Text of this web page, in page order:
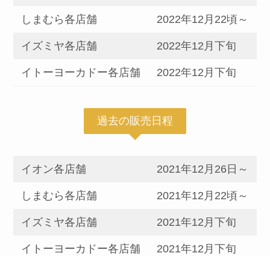
しまむら各店舗 2022年12月22頃～
イズミヤ各店舗 2022年12月下旬
イトーヨーカドー各店舗 2022年12月下旬
過去の販売日程
イオン各店舗 2021年12月26日～
しまむら各店舗 2021年12月22頃～
イズミヤ各店舗 2021年12月下旬
イトーヨーカドー各店舗 2021年12月下旬